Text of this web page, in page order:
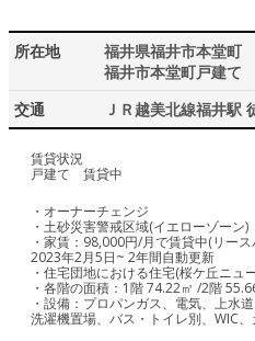
所在地
福井県福井市本堂町
福井市本堂町戸建て
交通
ＪＲ越美北線福井駅
賃貸状況
戸建て 賃貸中
・オーナーチェンジ
・土砂災害警戒区域(イエローゾーン)
・家賃：98,000円/月で賃貸中(リー
2023年2月5日~ 2年間自動更新
・住宅団地における住宅(桜ケ丘ニュ
・各階の面積：1階 74.22㎡ /2階
・設備：プロパンガス、電気、上水
洗濯機置場、バス・トイレ別、WIC、